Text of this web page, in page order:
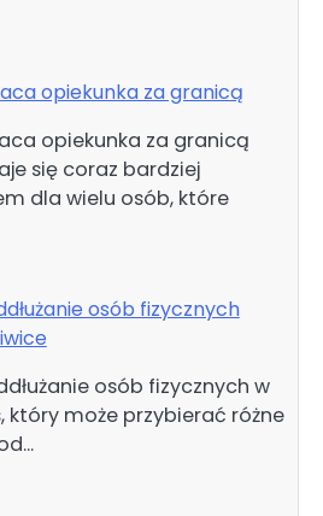
opiekunka za granicą
opiekunka za granicą
się coraz bardziej
dla wielu osób, które
osób fizycznych
osób fizycznych w
który może przybierać różne